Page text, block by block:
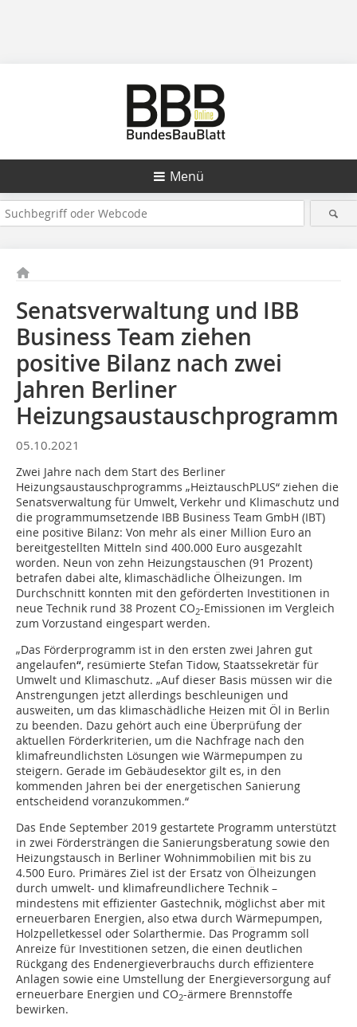
Menü
Senatsverwaltung und IBB
Business Team ziehen
positive Bilanz nach zwei
Jahren Berliner
Heizungsaustauschprogramm
05.10.2021
Zwei Jahre nach dem Start des Berliner
Heizungsaustauschprogramms „HeiztauschPLUS“ ziehen die
Senatsverwaltung für Umwelt, Verkehr und Klimaschutz und
die programmumsetzende IBB Business Team GmbH (IBT)
eine positive Bilanz: Von mehr als einer Million Euro an
bereitgestellten Mitteln sind 400.000 Euro ausgezahlt
worden. Neun von zehn Heizungstauschen (91 Prozent)
betrafen dabei alte, klimaschädliche Ölheizungen. Im
Durchschnitt konnten mit den geförderten Investitionen in
neue Technik rund 38 Prozent CO2-Emissionen im Vergleich
zum Vorzustand eingespart werden.
„Das Förderprogramm ist in den ersten zwei Jahren gut
angelaufen“, resümierte Stefan Tidow, Staatssekretär für
Umwelt und Klimaschutz. „Auf dieser Basis müssen wir die
Anstrengungen jetzt allerdings beschleunigen und
ausweiten, um das klimaschädliche Heizen mit Öl in Berlin
zu beenden. Dazu gehört auch eine Überprüfung der
aktuellen Förderkriterien, um die Nachfrage nach den
klimafreundlichsten Lösungen wie Wärmepumpen zu
steigern. Gerade im Gebäudesektor gilt es, in den
kommenden Jahren bei der energetischen Sanierung
entscheidend voranzukommen.“
Das Ende September 2019 gestartete Programm unterstützt
in zwei Fördersträngen die Sanierungsberatung sowie den
Heizungstausch in Berliner Wohnimmobilien mit bis zu
4.500 Euro. Primäres Ziel ist der Ersatz von Ölheizungen
durch umwelt- und klimafreundlichere Technik –
mindestens mit effizienter Gastechnik, möglichst aber mit
erneuerbaren Energien, also etwa durch Wärmepumpen,
Holzpelletkessel oder Solarthermie. Das Programm soll
Anreize für Investitionen setzen, die einen deutlichen
Rückgang des Endenergieverbrauchs durch effizientere
Anlagen sowie eine Umstellung der Energieversorgung auf
erneuerbare Energien und CO2-ärmere Brennstoffe
bewirken.